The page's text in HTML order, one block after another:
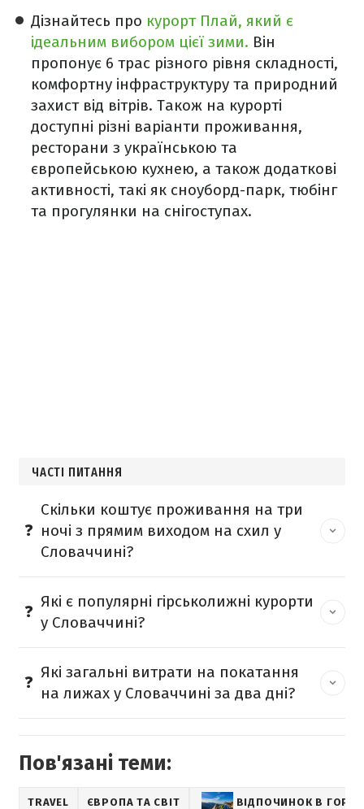
Дізнайтесь про курорт Плай, який є
ідеальним вибором цієї зими. Він
пропонує 6 трас різного рівня складності,
комфортну інфраструктуру та природний
захист від вітрів. Також на курорті
доступні різні варіанти проживання,
ресторани з українською та
європейською кухнею, а також додаткові
активності, такі як сноуборд-парк, тюбінг
та прогулянки на снігоступах.
ЧАСТІ ПИТАННЯ
Скільки коштує проживання на три
ночі з прямим виходом на схил у
Словаччині?
Які є популярні гірськолижні курорти
у Словаччині?
Які загальні витрати на покатання
на лижах у Словаччині за два дні?
Пов'язані теми:
TRAVEL ЄВРОПА ТА СВІТ ВІДПОЧИНОК В ГОРАХ